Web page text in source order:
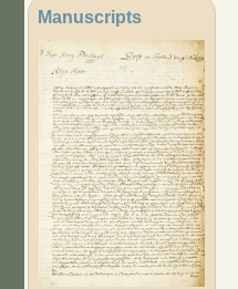
Manuscripts